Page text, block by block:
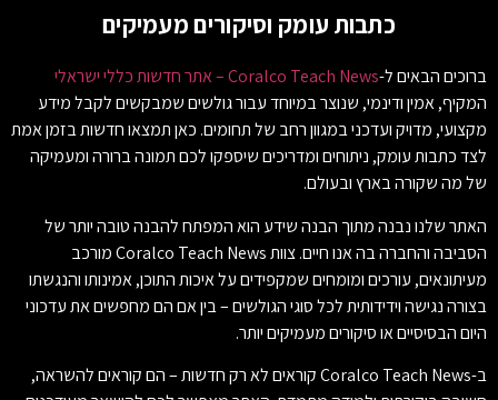
כתבות עומק וסיקורים מעמיקים
ברוכים הבאים ל-Coralco Teach News – אתר חדשות כללי ישראלי
המקיף, אמין ודינמי, שנוצר במיוחד עבור גולשים שמבקשים לקבל מידע
מקצועי, מדויק ועדכני במגוון רחב של תחומים. כאן תמצאו חדשות בזמן אמת
לצד כתבות עומק, ניתוחים ומדריכים שיספקו לכם תמונה ברורה ומעמיקה
של מה שקורה בארץ ובעולם.
האתר שלנו נבנה מתוך הבנה שידע הוא המפתח להבנה טובה יותר של
הסביבה והחברה בה אנו חיים. צוות Coralco Teach News מורכב
מעיתונאים, עורכים ומומחים שמקפידים על איכות התוכן, אמינותו והנגשתו
בצורה נגישה וידידותית לכל סוגי הגולשים – בין אם הם מחפשים את עדכוני
היום הבסיסיים או סיקורים מעמיקים יותר.
ב-Coralco Teach News קוראים לא רק חדשות – הם קוראים להשראה,